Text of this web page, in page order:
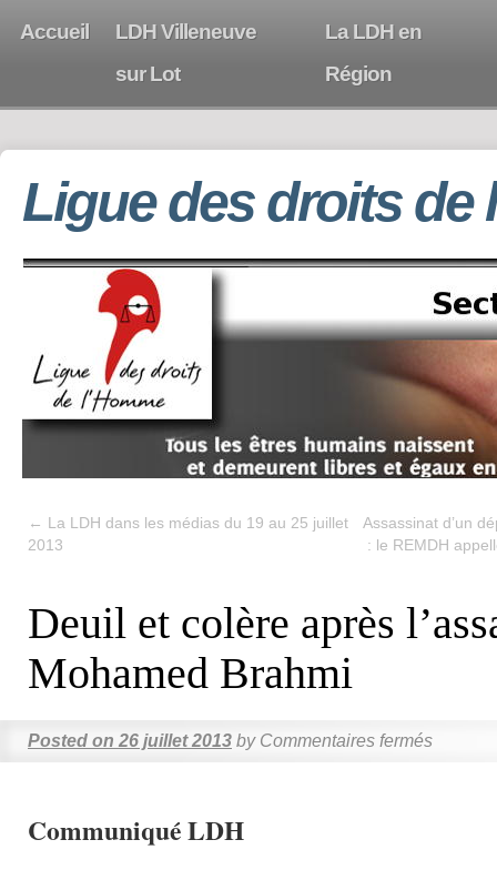
Accueil
LDH Villeneuve
sur Lot
La LDH en
Région
Ligue des droits de
← La LDH dans les médias du 19 au 25 juillet
2013
Assassinat d’un
: le REMDH
Deuil et colère après
Mohamed Brahmi
Posted on 26 juillet 2013 by Commentaires fermés
Communiqué LDH